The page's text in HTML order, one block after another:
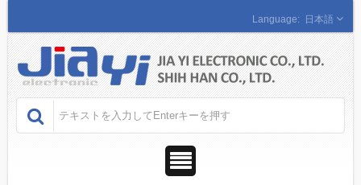
日本語